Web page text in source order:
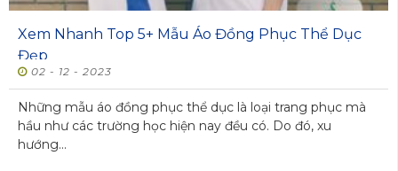
Xem Nhanh Top 5+ Mẫu Áo Đồng Phục Thể Dục
Đẹp
02 - 12 - 2023
Những mẫu áo đồng phục thể dục là loại trang phục mà
hầu như các trường học hiện nay đều có. Do đó, xu
hướng...